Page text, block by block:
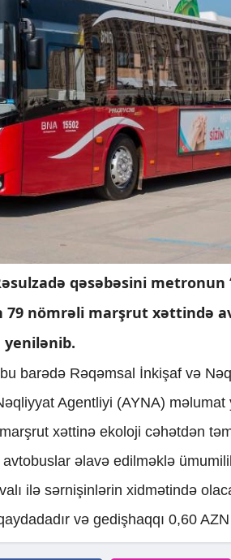
qəsəbəsini metronun
79 nömrəli marşrut xəttində
yenilənib.
barədə Rəqəmsal İnkişaf və
Agentliyi (AYNA) məlumat
xəttinə ekoloji cəhətdən
əlavə edilməklə
ilə sərnişinlərin xidmətində
və gedişhaqqı 0,60